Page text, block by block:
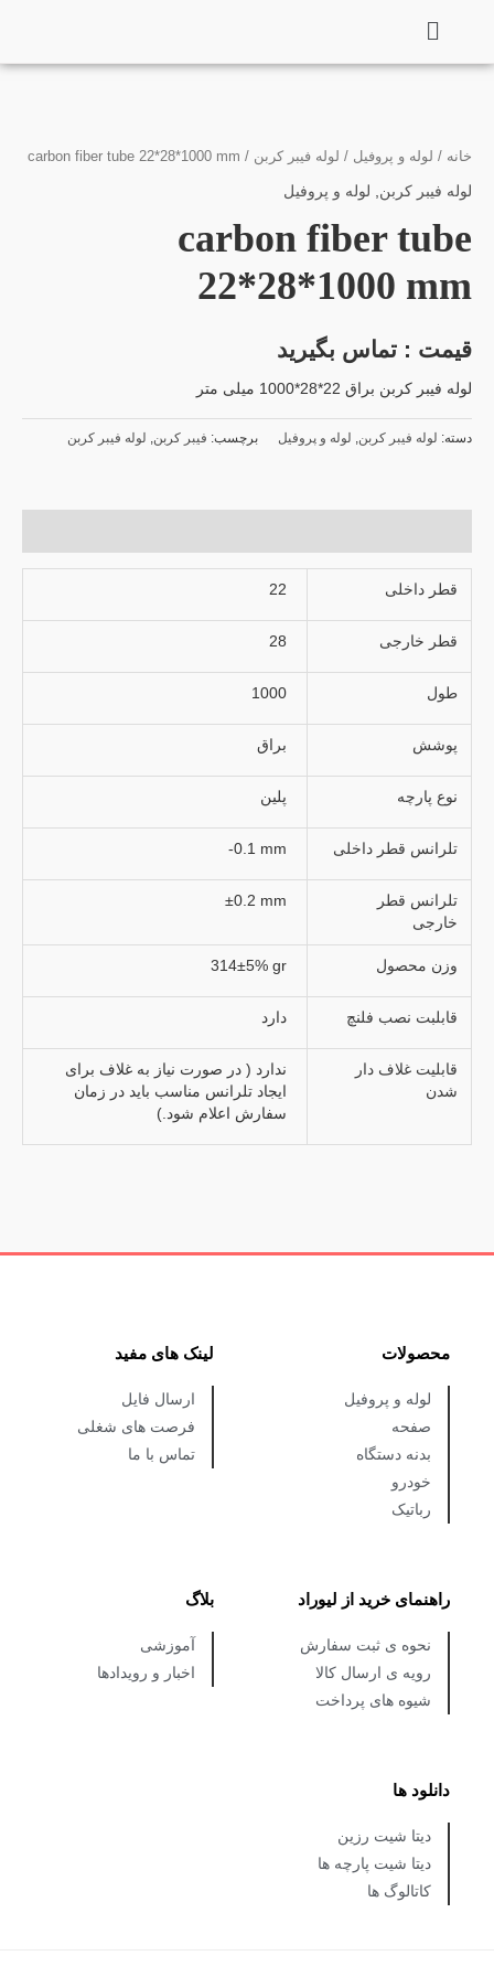
محتوا
خانه / لوله و پروفیل / لوله فیبر کربن / carbon fiber tube 22*28*1000 mm
لوله فیبر کربن لوله و پروفیل
carbon fiber tube
22*28*1000 mm
قیمت : تماس بگیرید
لوله فیبر کربن براق 22*28*1000 میلی متر
دسته: لوله فیبر کربن لوله و پروفیل برچسب: فیبر کربن لوله فیبر کربن
قطر داخلی 22
قطر خارجی 28
طول 1000
پوشش براق
نوع پارچه پلین
تلرانس قطر داخلی -0.1 mm
تلرانس قطر
خارجی
±0.2 mm
وزن محصول 314±5% gr
قابلبت نصب فلنچ دارد
قابلیت غلاف دار
شدن
ندارد ( در صورت نیاز به غلاف برای
ایجاد تلرانس مناسب باید در زمان
سفارش اعلام شود.)
محصولات
لوله و پروفیل
صفحه
بدنه دستگاه
خودرو
رباتیک
لینک های مفید
ارسال فایل
فرصت های شغلی
تماس با ما
راهنمای خرید از لیوراد
نحوه ی ثبت سفارش
رویه ی ارسال کالا
شیوه های پرداخت
بلاگ
آموزشی
اخبار و رویدادها
دانلود ها
دیتا شیت رزین
دیتا شیت پارچه ها
کاتالوگ ها